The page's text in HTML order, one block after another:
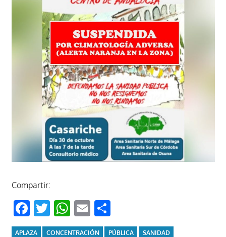
Compartir:
Facebook
Twitter
WhatsApp
EmailCompartir
APLAZA CONCENTRACIÓN PÚBLICA
SANIDAD